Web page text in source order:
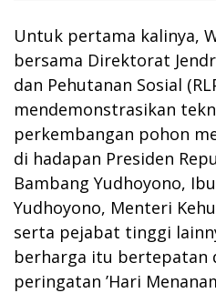
Untuk pertama kalinya,
bersama Direktorat
dan Pehutanan Sosial
mendemonstrasikan
perkembangan pohon
di hadapan Presiden
Bambang Yudhoyono,
Yudhoyono, Menteri
serta pejabat tinggi
berharga itu bertepatan
peringatan ’Hari